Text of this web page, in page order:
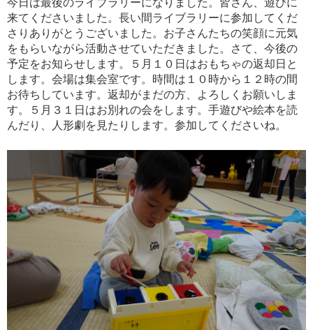
今日は最後のライブラリーになりました。皆さん、遊びに
来てくださいました。長い間ライブラリーに参加してくだ
さりありがとうございました。お子さんたちの笑顔に元気
をもらいながら活動させていただきました。さて、今後の
予定をお知らせします。５月１０日はおもちゃの返却日と
します。会場は集会室です。時間は１０時から１２時の間
お待ちしています。返却がまだの方、よろしくお願いしま
す。５月３１日はお別れの会をします。手遊びや絵本を読
んだり、人形劇を見たりします。参加してくださいね。